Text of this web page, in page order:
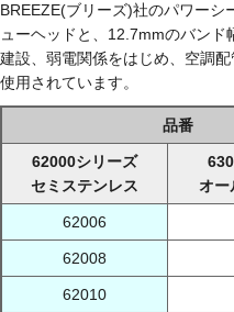
BREEZE(ブリーズ)社のパワーシ
ューヘッドと、12.7mmのバンド
建設、弱電関係をはじめ、空調
使用されています。
品番
62000シリーズ
セミステンレス
オー
62006
62008
62010